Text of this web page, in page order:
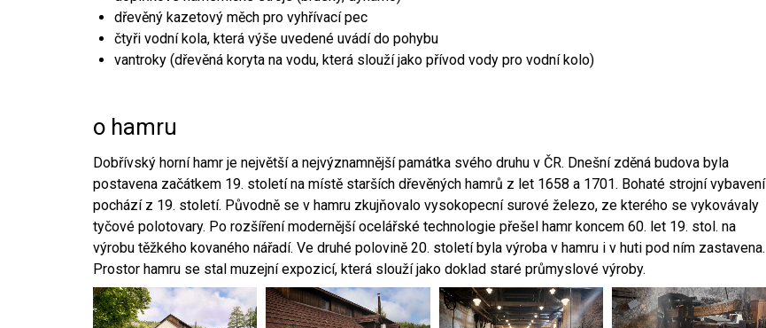
dřevěný kazetový měch pro vyhřívací pec
čtyři vodní kola, která výše uvedené uvádí do pohybu
vantroky (dřevěná koryta na vodu, která slouží jako přívod vody pro vodní kolo)
o hamru
Dobřívský horní hamr je největší a nejvýznamnější památka svého druhu v ČR. Dnešní zděná budova byla
postavena začátkem 19. století na místě starších dřevěných hamrů z let 1658 a 1701. Bohaté strojní vybavení
pochází z 19. století. Původně se v hamru zkujňovalo vysokopecní surové železo, ze kterého se vykovávaly
tyčové polotovary. Po rozšíření modernější ocelářské technologie přešel hamr koncem 60. let 19. stol. na
výrobu těžkého kovaného nářadí. Ve druhé polovině 20. století byla výroba v hamru i v huti pod ním zastavena.
Prostor hamru se stal muzejní expozicí, která slouží jako doklad staré průmyslové výroby.